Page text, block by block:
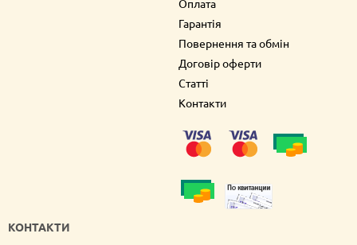
Оплата
Гарантія
Повернення та обмін
Договір оферти
Статті
Контакти
КОНТАКТИ